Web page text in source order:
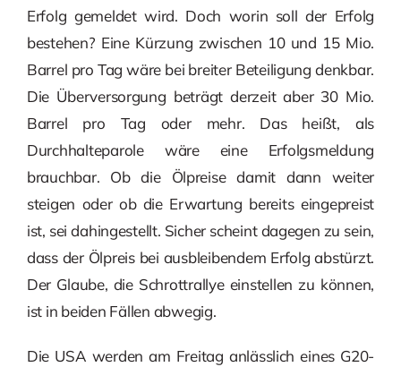
Erfolg gemeldet wird. Doch worin soll der Erfolg
bestehen? Eine Kürzung zwischen 10 und 15 Mio.
Barrel pro Tag wäre bei breiter Beteiligung denkbar.
Die Überversorgung beträgt derzeit aber 30 Mio.
Barrel pro Tag oder mehr. Das heißt, als
Durchhalteparole wäre eine Erfolgsmeldung
brauchbar. Ob die Ölpreise damit dann weiter
steigen oder ob die Erwartung bereits eingepreist
ist, sei dahingestellt. Sicher scheint dagegen zu sein,
dass der Ölpreis bei ausbleibendem Erfolg abstürzt.
Der Glaube, die Schrottrallye einstellen zu können,
ist in beiden Fällen abwegig.
Die USA werden am Freitag anlässlich eines G20-